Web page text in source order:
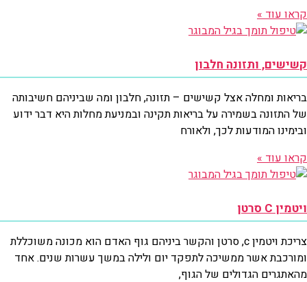
קראו עוד »
קשישים, ותזונה חלבון
בריאות ומחלה אצל קשישים – תזונה, חלבון ומה שביניהם חשיבותה
של התזונה בשמירה על בריאות תקינה ובמניעת מחלות היא דבר ידוע
ובימינו המודעות לכך, ולאורח
קראו עוד »
ויטמין C סרטן
צריכת ויטמין c, סרטן והקשר ביניהם גוף האדם הוא מכונה משוכללת
ומורכבת אשר ממשיכה לתפקד יום ולילה במשך עשרות שנים. אחד
מהאתגרים הגדולים של הגוף,